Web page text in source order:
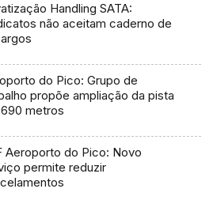
Handling SATA:
não aceitam caderno de
do Pico: Grupo de
propõe ampliação da pista
metros
Aeroporto do Pico: Novo
permite reduzir